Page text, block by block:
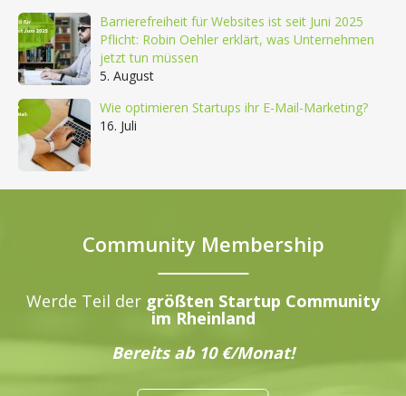
Barrierefreiheit für Websites ist seit Juni 2025
Pflicht: Robin Oehler erklärt, was Unternehmen
jetzt tun müssen
5. August
Wie optimieren Startups ihr E-Mail-Marketing?
16. Juli
Community Membership
Werde Teil der größten Startup Community
im Rheinland
Bereits ab 10 €/Monat!